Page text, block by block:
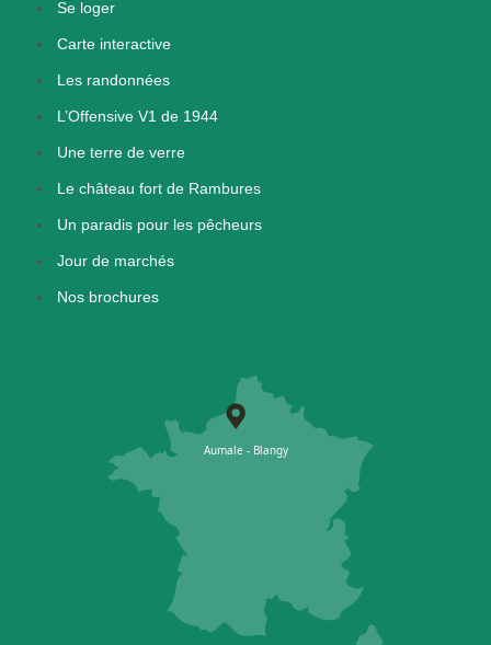
Se loger
Carte interactive
Les randonnées
L’Offensive V1 de 1944
Une terre de verre
Le château fort de Rambures
Un paradis pour les pêcheurs
Jour de marchés
Nos brochures